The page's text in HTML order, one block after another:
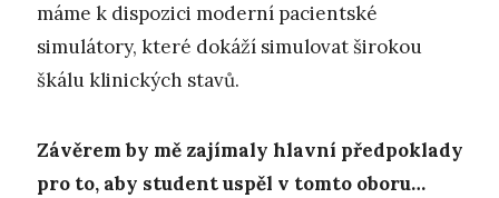
máme k dispozici moderní pacientské
simulátory, které dokáží simulovat širokou
škálu klinických stavů.
Závěrem by mě zajímaly hlavní předpoklady
pro to, aby student uspěl v tomto oboru…